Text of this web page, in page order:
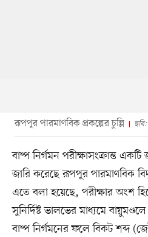
রূপপুর পারমাণবিক প্রকল্পের চুল্লি
বাষ্প নির্গমন পরীক্ষাসংক্রান্ত
জারি করেছে রূপপুর পারমাণবিক
এতে বলা হয়েছে, পরীক্ষার অংশ
সুনির্দিষ্ট ভালভের মাধ্যমে
বাষ্প নির্গমনের ফলে বিকট শব্দ